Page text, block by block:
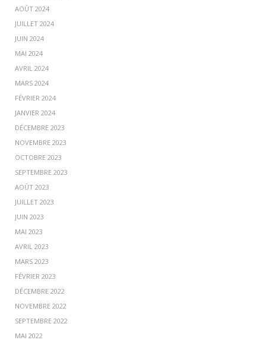
AOÛT 2024
JUILLET 2024
JUIN 2024
MAI 2024
AVRIL 2024
MARS 2024
FÉVRIER 2024
JANVIER 2024
DÉCEMBRE 2023
NOVEMBRE 2023
OCTOBRE 2023
SEPTEMBRE 2023
AOÛT 2023
JUILLET 2023
JUIN 2023
MAI 2023
AVRIL 2023
MARS 2023
FÉVRIER 2023
DÉCEMBRE 2022
NOVEMBRE 2022
SEPTEMBRE 2022
MAI 2022